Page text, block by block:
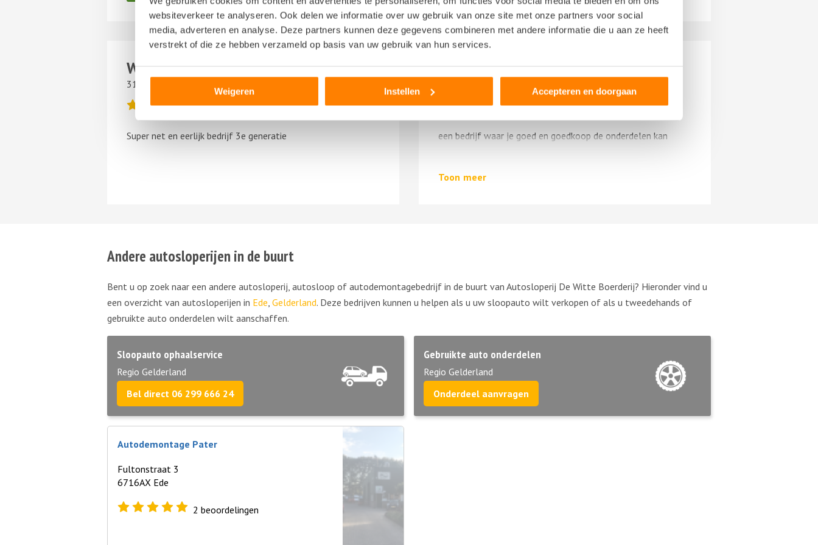
websiteverkeer te analyseren. Ook delen we informatie over uw gebruik van onze site met onze partners voor social
media, adverteren en analyse. Deze partners kunnen deze gegevens combineren met andere informatie die u aan ze heeft
verstrekt of die ze hebben verzameld op basis van uw gebruik van hun services.
Weigeren Instellen Accepteren en doorgaan
Willem Rouw
31 oktober 2021
Super net en eerlijk bedrijf 3e generatie
een bedrijf waar je goed en goedkoop de onderdelen kan
Toon meer
Andere autosloperijen in de buurt
Bent u op zoek naar een andere autosloperij, autosloop of autodemontagebedrijf in de buurt van Autosloperij De Witte Boerderij? Hieronder vind u
een overzicht van autosloperijen in Ede, Gelderland. Deze bedrijven kunnen u helpen als u uw sloopauto wilt verkopen of als u tweedehands of
gebruikte auto onderdelen wilt aanschaffen.
Sloopauto ophaalservice
Regio Gelderland
Bel direct 06 299 666 24
Gebruikte auto onderdelen
Regio Gelderland
Onderdeel aanvragen
Autodemontage Pater
Fultonstraat 3
6716AX Ede
2 beoordelingen